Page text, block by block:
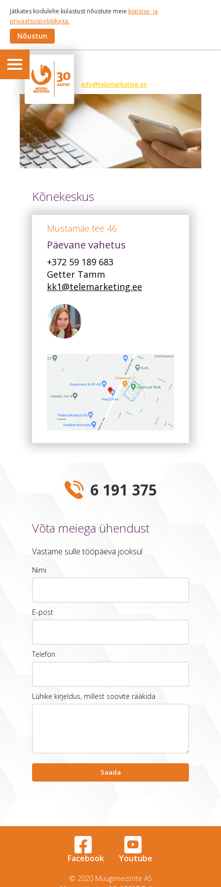
Jätkates kodulehe külastust nõustute meie küpsise- ja
privaatsuspoliitikaga.
Nõustun
info@telemarketing.ee
Kõnekeskus
Mustamäe tee 46
Päevane vahetus
+372 59 189 683
Getter Tamm
kk1@telemarketing.ee
Võta meiega ühendust
Vastame sulle tööpäeva jooksul
Nimi
E-post
Telefon
Lühike kirjeldus, millest soovite rääkida
6 191 375
Facebook Youtube
© 2020 Müügimeistrite AS